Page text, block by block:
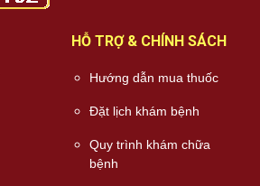
HỖ TRỢ & CHÍNH SÁCH
Hướng dẫn mua thuốc
Đặt lịch khám bệnh
Quy trình khám chữa
bệnh